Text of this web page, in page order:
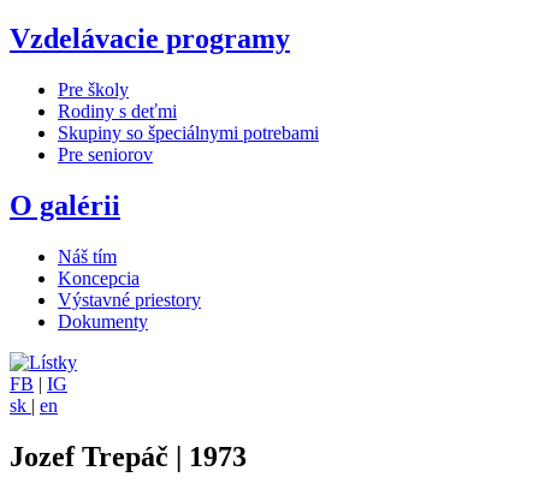
Vzdelávacie programy
Pre školy
Rodiny s deťmi
Skupiny so špeciálnymi potrebami
Pre seniorov
O galérii
Náš tím
Koncepcia
Výstavné priestory
Dokumenty
FB | IG
sk | en
Jozef Trepáč | 1973